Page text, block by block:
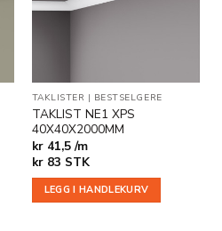
TAKLISTER | BESTSELGERE
TAKLIST NE1 XPS
40X40X2000MM
kr 41,5 /m
kr83 STK
LEGG I HANDLEKURV